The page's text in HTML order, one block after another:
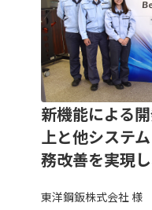
新機能による
上と他システ
務改善を実現
東洋鋼鈑株式会社 様